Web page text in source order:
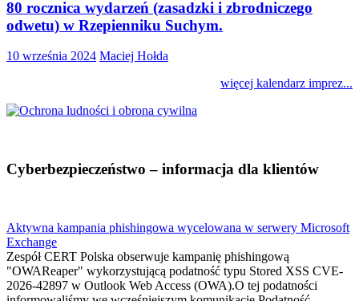
80 rocznica wydarzeń (zasadzki i zbrodniczego
odwetu) w Rzepienniku Suchym.
10 września 2024 Maciej Hołda
więcej kalendarz imprez...
Cyberbezpieczeństwo – informacja dla klientów
Aktywna kampania phishingowa wycelowana w serwery Microsoft
Exchange
Zespół CERT Polska obserwuje kampanię phishingową
"OWAReaper" wykorzystującą podatność typu Stored XSS CVE-
2026-42897 w Outlook Web Access (OWA).O tej podatności